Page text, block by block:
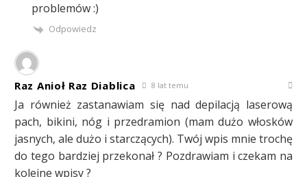
problemów :)
Odpowiedz
Raz Anioł Raz Diablica 8 lat temu
Ja również zastanawiam się nad depilacją laserową
pach, bikini, nóg i przedramion (mam dużo włosków
jasnych, ale dużo i starczących). Twój wpis mnie trochę
do tego bardziej przekonał ? Pozdrawiam i czekam na
kolejne wpisy ?